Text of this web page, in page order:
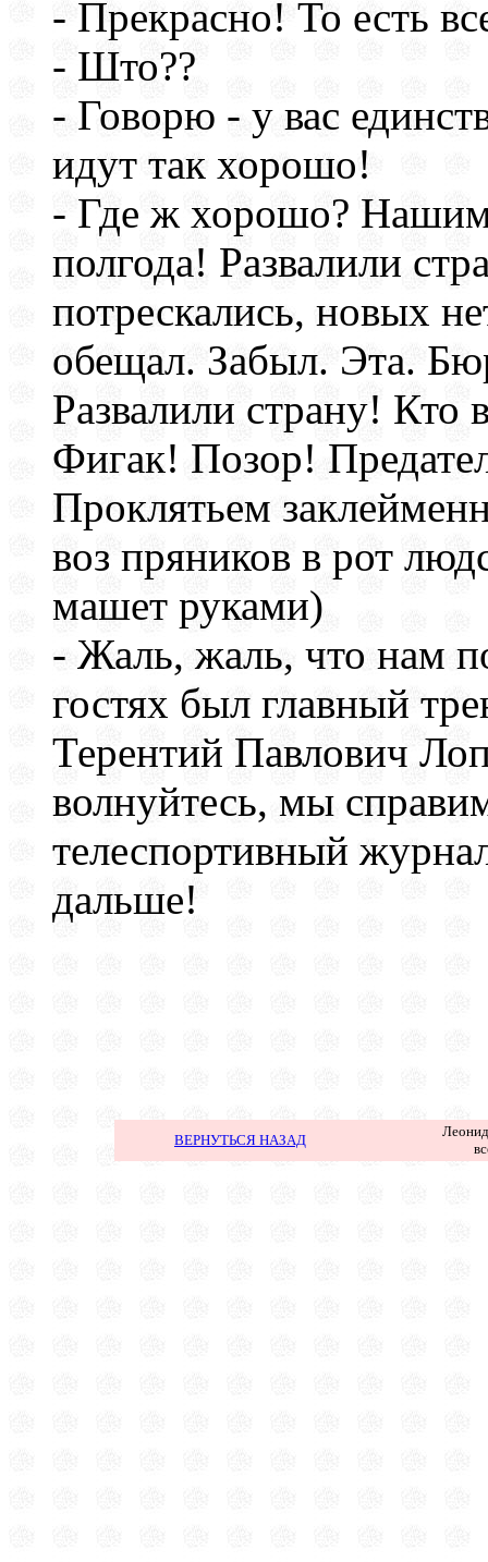
- Прекрасно! То есть
- Што??
- Говорю - у вас
идут так хорошо!
- Где ж хорошо? Нашим
полгода! Развалили
потрескались, новых
обещал. Забыл. Эта.
Развалили страну! Кто
Фигак! Позор!
Проклятьем
воз пряников в рот
машет руками)
- Жаль, жаль, что нам
гостях был главный
Терентий Павлович
волнуйтесь, мы
телеспортивный
дальше!
ВЕРНУТЬСЯ НАЗАД